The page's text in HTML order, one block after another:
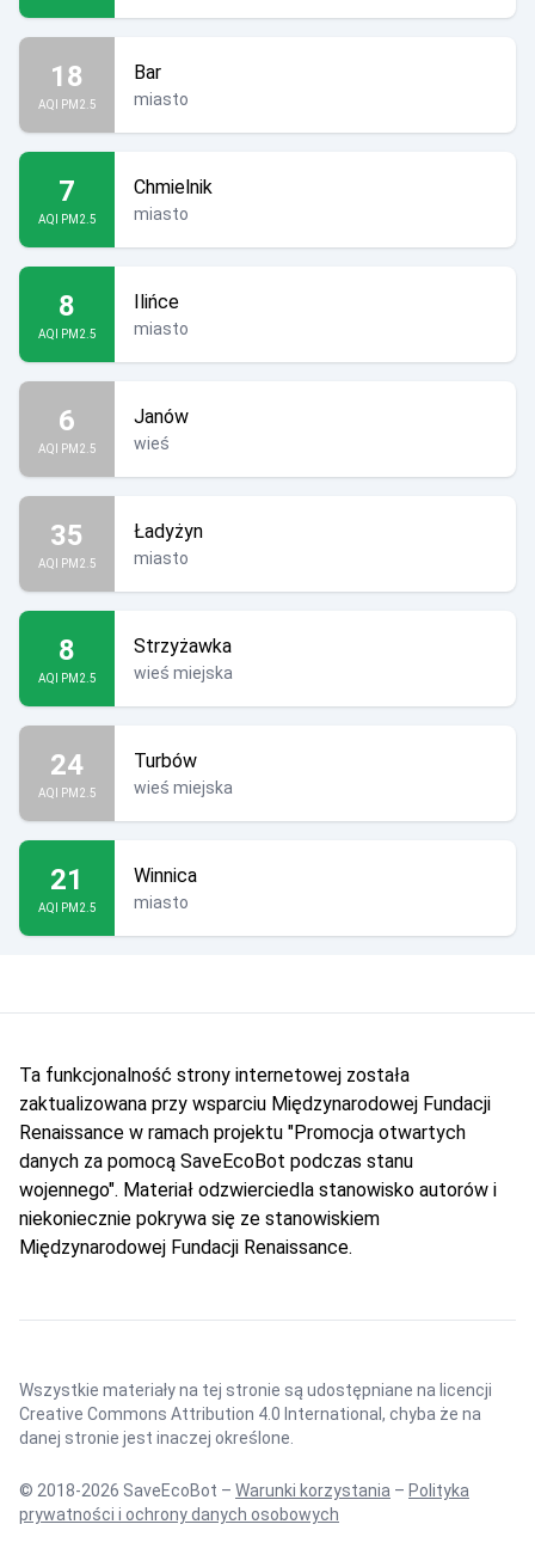
18
AQI PM2.5
Bar
miasto
7
AQI PM2.5
Chmielnik
miasto
8
AQI PM2.5
Ilińce
miasto
6
AQI PM2.5
Janów
wieś
35
AQI PM2.5
Ładyżyn
miasto
8
AQI PM2.5
Strzyżawka
wieś miejska
24
AQI PM2.5
Turbów
wieś miejska
21
AQI PM2.5
Winnica
miasto
Ta funkcjonalność strony internetowej została
zaktualizowana przy wsparciu Międzynarodowej Fundacji
Renaissance w ramach projektu "Promocja otwartych
danych za pomocą SaveEcoBot podczas stanu
wojennego". Materiał odzwierciedla stanowisko autorów i
niekoniecznie pokrywa się ze stanowiskiem
Międzynarodowej Fundacji Renaissance.
Wszystkie materiały na tej stronie są udostępniane na licencji
Creative Commons Attribution 4.0 International , chyba że na
danej stronie jest inaczej określone.
© 2018-2026 SaveEcoBot – Warunki korzystania – Polityka
prywatności i ochrony danych osobowych